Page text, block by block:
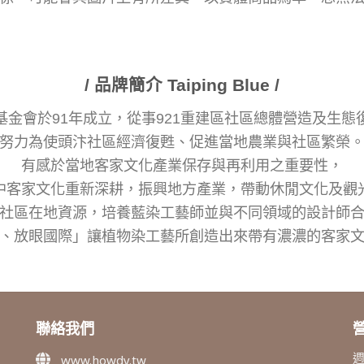
/ 品牌簡介 Taiping Blue /
金會於91年成立，從事921重建區社區總體營造及生態
努力為使頭汴社區經濟復甦、促進當地農業與社區繁榮。
有感於當地客家文化產業保存與再利用之重要性，
客家文化重新深耕，振興地方產業，帶動休閒文化及觀
區在地資源，培養藍染工藝師並與不同領域的設計師
放眼國際」讓植物染工藝所創造出來帶有濃濃的客家
聯絡我們
www.howdy.tw